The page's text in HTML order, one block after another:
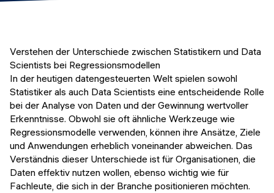
LLMOps
Generative KI meistern
Python Programmierung
KOSTENLOSE RESSOURCEN
Data Science Einführungskurs
Web-Entwicklung Einführungskurs
Python Einführungskurs
Abschlussprojekte
Alumni Geschichten
Verstehen der Unterschiede zwischen Statistikern und Data
Scientists bei Regressionsmodellen
In der heutigen datengesteuerten Welt spielen sowohl
Statistiker als auch Data Scientists eine entscheidende Rolle
bei der Analyse von Daten und der Gewinnung wertvoller
Erkenntnisse. Obwohl sie oft ähnliche Werkzeuge wie
Regressionsmodelle verwenden, können ihre Ansätze, Ziele
und Anwendungen erheblich voneinander abweichen. Das
Verständnis dieser Unterschiede ist für Organisationen, die
Daten effektiv nutzen wollen, ebenso wichtig wie für
Fachleute, die sich in der Branche positionieren möchten.